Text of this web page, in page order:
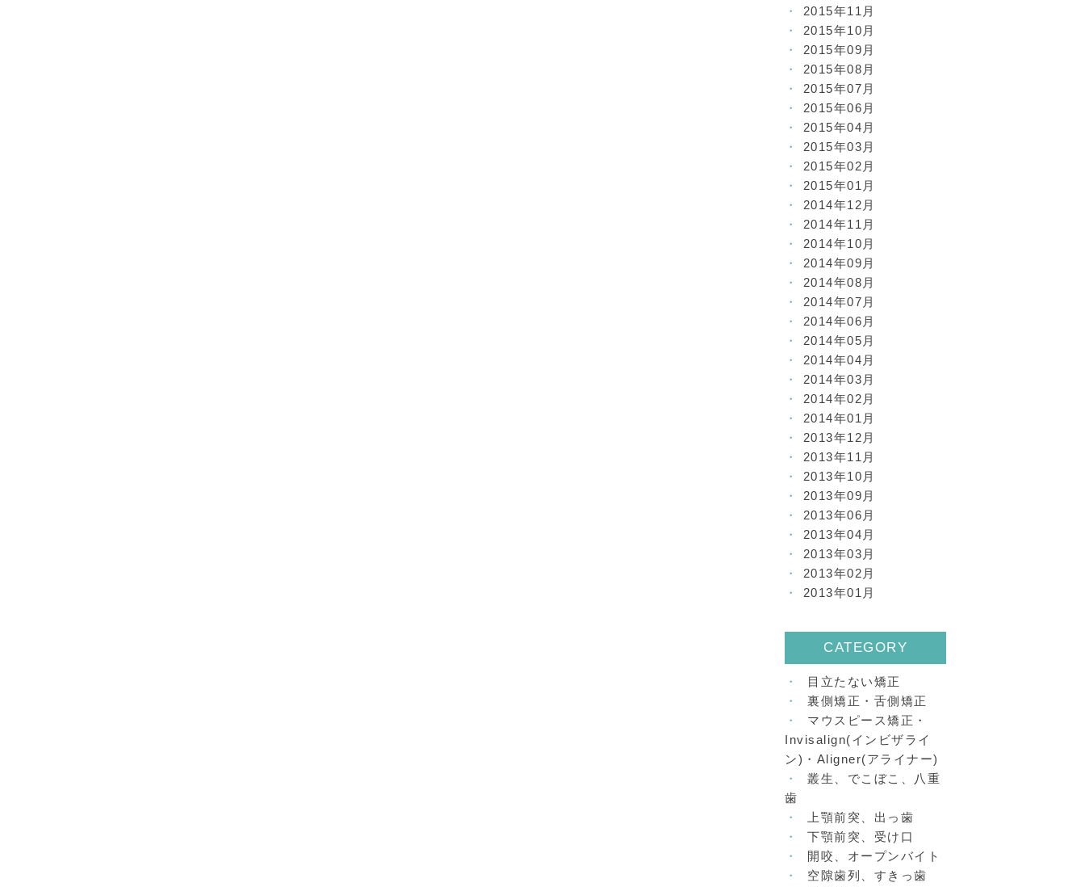
2015年11月
2015年10月
2015年09月
2015年08月
2015年07月
2015年06月
2015年04月
2015年03月
2015年02月
2015年01月
2014年12月
2014年11月
2014年10月
2014年09月
2014年08月
2014年07月
2014年06月
2014年05月
2014年04月
2014年03月
2014年02月
2014年01月
2013年12月
2013年11月
2013年10月
2013年09月
2013年06月
2013年04月
2013年03月
2013年02月
2013年01月
CATEGORY
目立たない矯正
裏側矯正・舌側矯正
マウスピース矯正・
Invisalign(インビザライ
ン)・Aligner(アライナー)
叢生、でこぼこ、八重
歯
上顎前突、出っ歯
下顎前突、受け口
開咬、オープンバイト
空隙歯列、すきっ歯